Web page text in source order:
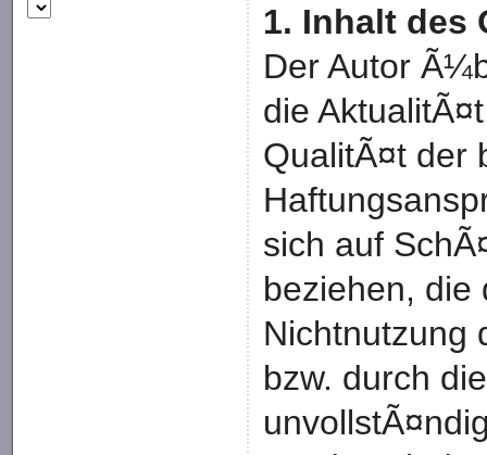
1. Inhalt des
Der Autor
die
QualitÃ¤t der
sich auf
beziehen, die
Nichtnutzung
bzw. durch